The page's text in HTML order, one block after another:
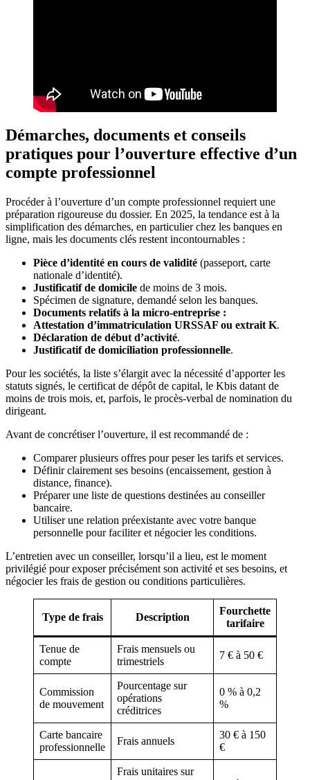
Démarches, documents et conseils
pratiques pour l’ouverture effective d’un
compte professionnel
Procéder à l’ouverture d’un compte professionnel requiert une
préparation rigoureuse du dossier. En 2025, la tendance est à la
simplification des démarches, en particulier chez les banques en
ligne, mais les documents clés restent incontournables :
Pièce d’identité en cours de validité (passeport, carte
nationale d’identité).
Justificatif de domicile de moins de 3 mois.
Spécimen de signature, demandé selon les banques.
Documents relatifs à la micro-entreprise :
Attestation d’immatriculation URSSAF ou extrait K.
Déclaration de début d’activité.
Justificatif de domiciliation professionnelle.
Pour les sociétés, la liste s’élargit avec la nécessité d’apporter les
statuts signés, le certificat de dépôt de capital, le Kbis datant de
moins de trois mois, et, parfois, le procès-verbal de nomination du
dirigeant.
Avant de concrétiser l’ouverture, il est recommandé de :
Comparer plusieurs offres pour peser les tarifs et services.
Définir clairement ses besoins (encaissement, gestion à
distance, finance).
Préparer une liste de questions destinées au conseiller
bancaire.
Utiliser une relation préexistante avec votre banque
personnelle pour faciliter et négocier les conditions.
L’entretien avec un conseiller, lorsqu’il a lieu, est le moment
privilégié pour exposer précisément son activité et ses besoins, et
négocier les frais de gestion ou conditions particulières.
Type de frais Description
Fourchette
tarifaire
Tenue de
compte
Frais mensuels ou
trimestriels
7 € à 50 €
Commission
de mouvement
Pourcentage sur
opérations
créditrices
0 % à 0,2
%
Carte bancaire
professionnelle
Frais annuels
30 € à 150
€
Frais unitaires sur